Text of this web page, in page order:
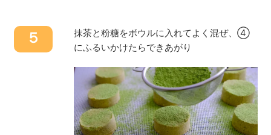
５
抹茶と粉糖をボウルに入れてよく混ぜ、④
にふるいかけたらできあがり